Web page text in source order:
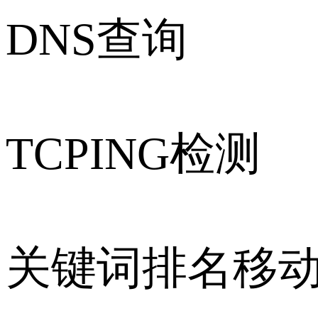
DNS查询
TCPING检测
关键词排名移